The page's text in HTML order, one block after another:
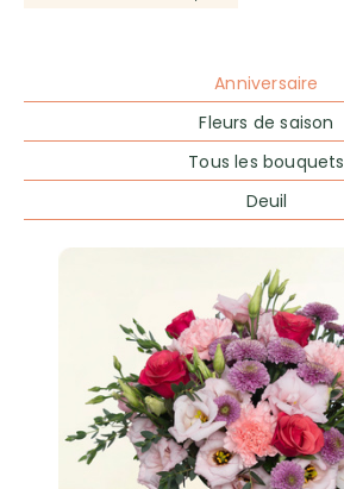
Anniversaire
Fleurs de saison
Tous les bouquets
Deuil